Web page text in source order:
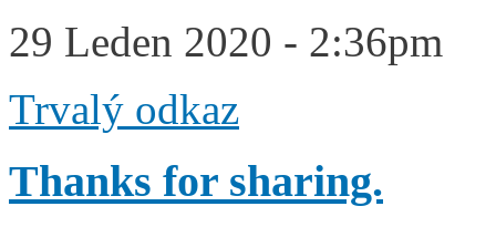
29 Leden 2020 - 2:36pm
Trvalý odkaz
Thanks for sharing.